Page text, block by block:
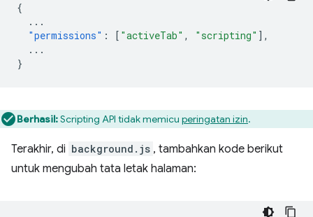
{
...
"permissions" : [ "activeTab" , "scripting" ],
...
}
Berhasil:Scripting API tidak memicu peringatan izin.
Terakhir, di background.js , tambahkan kode berikut
untuk mengubah tata letak halaman: